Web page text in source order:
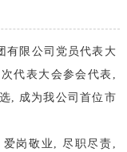
有限公司党员代表大
代表大会参会代表,
, 成为我公司首位市
岗敬业, 尽职尽责,